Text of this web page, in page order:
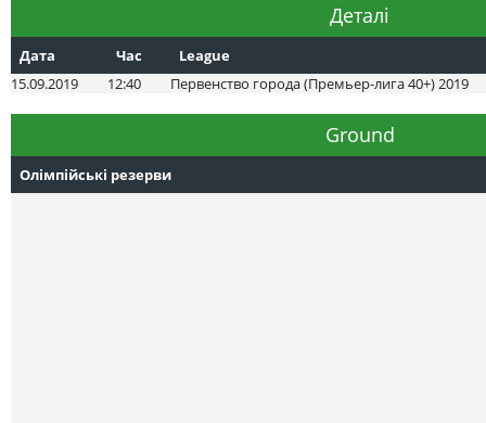
Деталі
Дата Час
League
15.09.2019
12:40 Первенство города (Премьер-лига 40+) 2019
Ground
Олімпійські резерви